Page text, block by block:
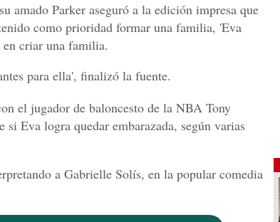
amado Parker aseguró a la edición impresa que
como prioridad formar una familia, 'Eva
en criar una familia.
para ella', finalizó la fuente.
el jugador de baloncesto de la NBA Tony
si Eva logra quedar embarazada, según varias
a Gabrielle Solís, en la popular comedia